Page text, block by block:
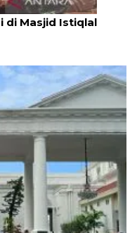
di Masjid Istiqlal